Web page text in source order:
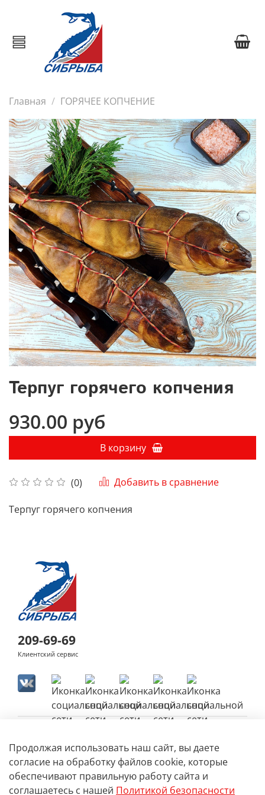
Главная ГОРЯЧЕЕ КОПЧЕНИЕ
Терпуг горячего копчения
(0) Добавить в сравнение
930.00 руб
В корзину
Терпуг горячего копчения
209-69-69
Клиентский сервис
Продолжая использовать наш сайт, вы даете
согласие на обработку файлов cookie, которые
обеспечивают правильную работу сайта и
соглашаетесь с нашей Политикой безопасности